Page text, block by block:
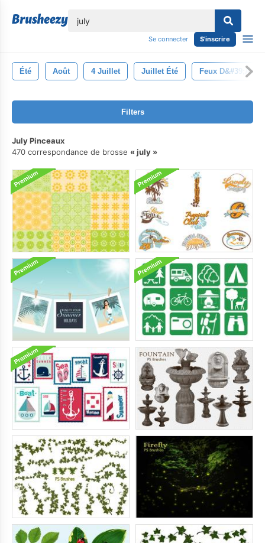
Se connecter S'inscrire
Été Août 4 Juillet Juillet Été Feux
Filters
July Pinceaux
470 correspondance de brosse
july